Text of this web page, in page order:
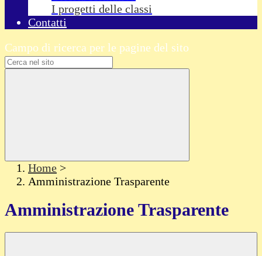
I progetti delle classi
Contatti
Campo di ricerca per le pagine del sito
Home >
Amministrazione Trasparente
Amministrazione Trasparente